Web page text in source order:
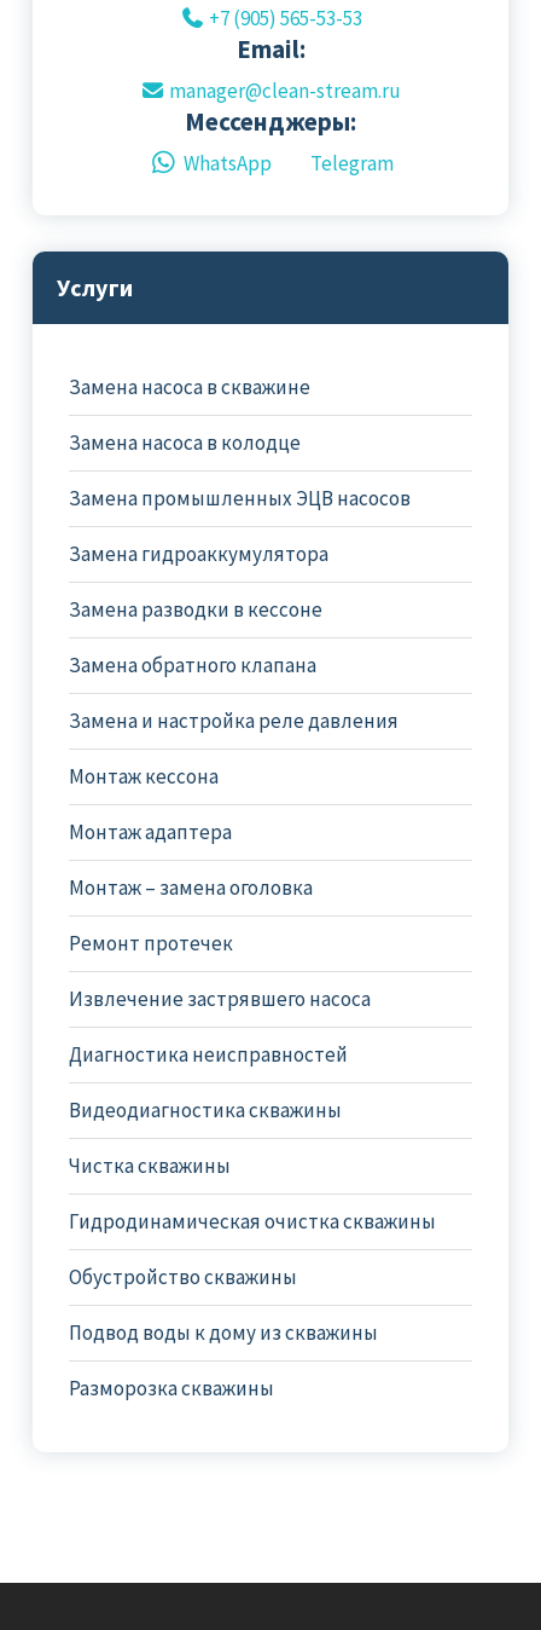
+7 (905) 565-53-53
Email:
manager@clean-stream.ru
Мессенджеры:
WhatsApp Telegram
Услуги
Замена насоса в скважине
Замена насоса в колодце
Замена промышленных ЭЦВ насосов
Замена гидроаккумулятора
Замена разводки в кессоне
Замена обратного клапана
Замена и настройка реле давления
Монтаж кессона
Монтаж адаптера
Монтаж – замена оголовка
Ремонт протечек
Извлечение застрявшего насоса
Диагностика неисправностей
Видеодиагностика скважины
Чистка скважины
Гидродинамическая очистка скважины
Обустройство скважины
Подвод воды к дому из скважины
Разморозка скважины